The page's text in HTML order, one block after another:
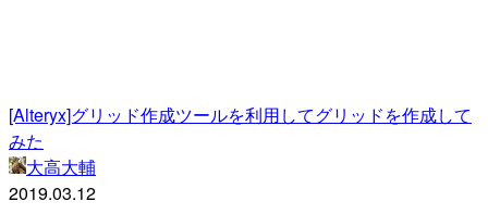
[Alteryx]グリッド作成ツールを利用してグリッドを作成して
みた
大高大輔
2019.03.12